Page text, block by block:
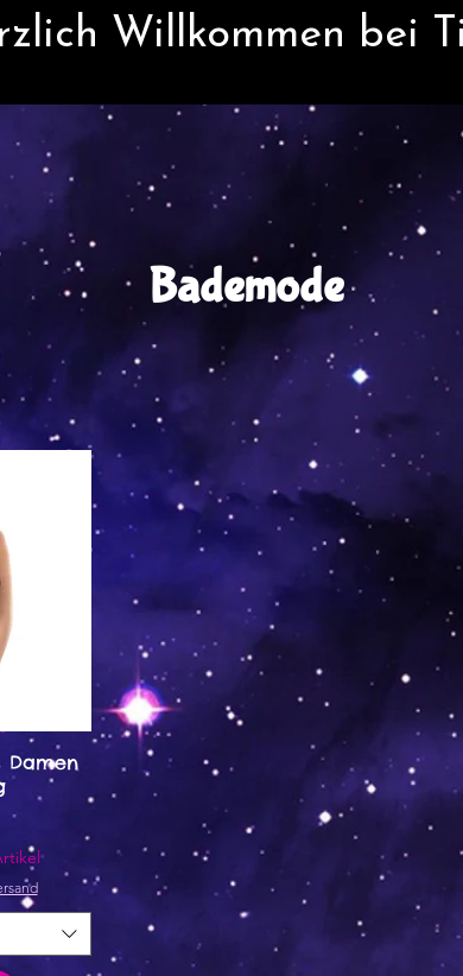
Willkommen bei
Bademode
Damen